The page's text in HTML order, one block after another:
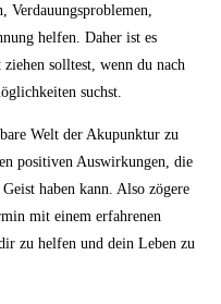
helfen. Daher⁢ ist⁣ es
solltest,⁤ wenn du⁤ nach
suchst.
Welt der Akupunktur zu
​positiven ⁤Auswirkungen, ‍die
haben kann.‌ Also zögere
​mit einem ‍erfahrenen
zu helfen und dein ​Leben zu